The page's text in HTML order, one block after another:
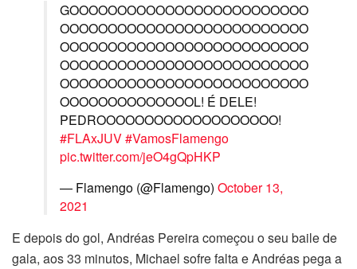
GOOOOOOOOOOOOOOOOOOOOOOOOO
OOOOOOOOOOOOOOOOOOOOOOOOOO
OOOOOOOOOOOOOOOOOOOOOOOOOO
OOOOOOOOOOOOOOOOOOOOOOOOOO
OOOOOOOOOOOOOOOOOOOOOOOOOO
OOOOOOOOOOOOOOL! É DELE!
PEDROOOOOOOOOOOOOOOOOOO!
#FLAxJUV#VamosFlamengo
pic.twitter.com/jeO4gQpHKP
— Flamengo (@Flamengo) October 13,
2021
E depois do gol, Andréas Pereira começou o seu baile de
gala, aos 33 minutos, Michael sofre falta e Andréas pega a